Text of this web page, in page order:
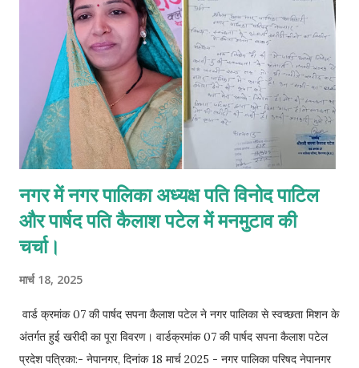
नगर में नगर पालिका अध्यक्ष पति विनोद पाटिल
और पार्षद पति कैलाश पटेल में मनमुटाव की
चर्चा।
मार्च 18, 2025
वार्ड क्रमांक 07 की पार्षद सपना कैलाश पटेल ने नगर पालिका से स्वच्छता मिशन के
अंतर्गत हुई खरीदी का पूरा विवरण। वार्डक्रमांक 07 की पार्षद सपना कैलाश पटेल
प्रदेश पत्रिका:- नेपानगर, दिनांक 18 मार्च 2025 - नगर पालिका परिषद नेपानगर